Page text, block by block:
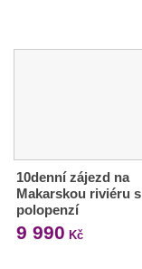
10denní zájezd na
Makarskou riviéru s
polopenzí
9 990 Kč